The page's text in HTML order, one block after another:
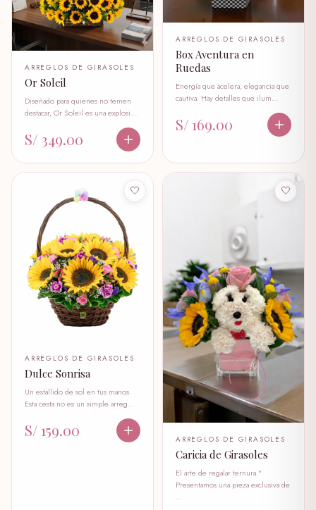
ARREGLOS DE GIRASOLES
Or Soleil
Diseñado para quienes no temen
destacar, Or Soleil es una explosi…
S/ 349.00
ARREGLOS DE GIRASOLES
Box Aventura en
Ruedas
Energía que acelera, elegancia que
cautiva. Hay detalles que ilum…
S/ 169.00
🤍
ARREGLOS DE GIRASOLES
Dulce Sonrisa
Un estallido de sol en tus manos
Esta cesta no es un simple arreg…
S/ 159.00
🤍
ARREGLOS DE GIRASOLES
Caricia de Girasoles
El arte de regalar ternura."
Presentamos una pieza exclusiva de
…